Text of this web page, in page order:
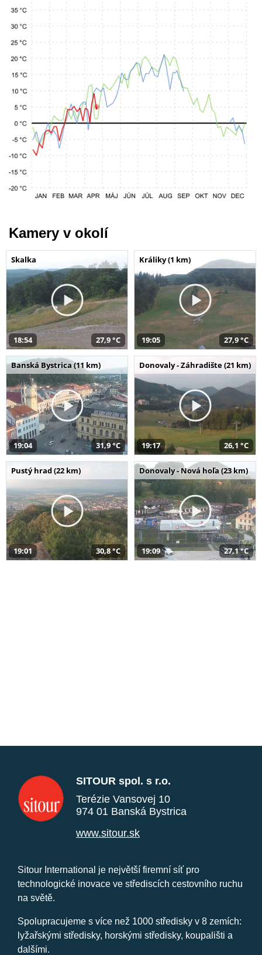
Kamery v okolí
Skalka
18:54 27,9 °C
Králiky (1 km)
19:05 27,9 °C
Banská Bystrica (11 km)
19:04 31,9 °C
Donovaly - Záhradište (21 km)
19:17 26,1 °C
Pustý hrad (22 km)
19:01 30,8 °C
Donovaly - Nová hoľa (23 km)
19:09 27,1 °C
SITOUR spol. s r.o.
Terézie Vansovej 10
974 01 Banská Bystrica
www.sitour.sk
Sitour International je největší firemní síť pro
technologické inovace ve střediscích cestovního ruchu
na světě.
Spolupracujeme s více než 1000 středisky v 8 zemích:
lyžařskými středisky, horskými středisky, koupališti a
dalšími.